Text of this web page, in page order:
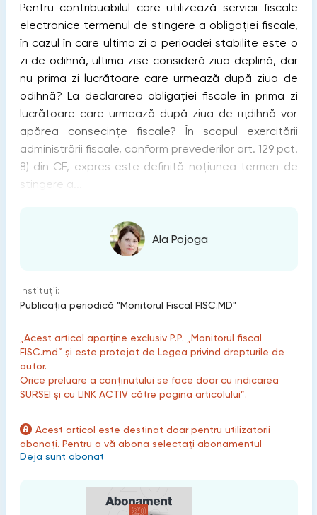
Pentru contribuabilul care utilizează servicii fiscale
electronice termenul de stingere a obligației fiscale,
în cazul în care ultima zi a perioadei stabilite este o
zi de odihnă, ultima zise consideră ziua deplină, dar
nu prima zi lucrătoare care urmează după ziua de
odihnă? La declararea obligației fiscale în prima zi
lucrătoare care urmează după ziua de щdihnă vor
apărea consecințe fiscale? În scopul exercitării
administrării fiscale, conform prevederilor art. 129 pct.
8) din CF, expres este definită noțiunea termen de
stingere a...
Ala Pojoga
Instituții:
Publicaţia periodică "Monitorul Fiscal FISC.MD"
„Acest articol aparține exclusiv P.P. „Monitorul fiscal
FISC.md” și este protejat de Legea privind drepturile de
autor.
Orice preluare a conținutului se face doar cu indicarea
SURSEI și cu LINK ACTIV către pagina articolului”.
Acest articol este destinat doar pentru utilizatorii
abonați. Pentru a vă abona selectați abonamentul
Deja sunt abonat